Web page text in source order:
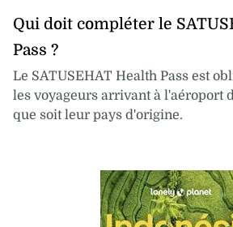
Qui doit compléter le
Pass ?
Le SATUSEHAT Health Pass est
les voyageurs arrivant à l'aéroport
que soit leur pays d'origine.